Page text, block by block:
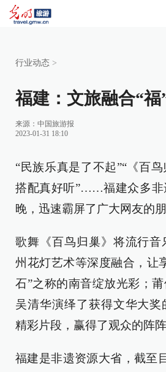
行业动态 >
福建：文旅融合“福
来源： 中国旅游报
2023-01-31 18:10
“民族乐真是了不起”“《百
搭配真好听”……福建众多非
晚，迅速霸屏了广大网友的朋
歌舞《百鸟归巢》将流行音
州花灯艺术等深度融合，让
石”之称的南音绽放光彩；
吴清华演绎了获得文华大奖
精彩片段，赢得了观众的阵阵
福建是非遗资源大省，截至